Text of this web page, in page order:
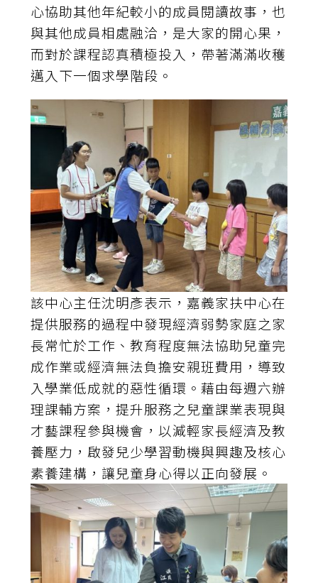
心協助其他年紀較小的成員閱讀故事，也
與其他成員相處融洽，是大家的開心果，
而對於課程認真積極投入，帶著滿滿收穫
邁入下一個求學階段。
該中心主任沈明彥表示，嘉義家扶中心在
提供服務的過程中發現經濟弱勢家庭之家
長常忙於工作、教育程度無法協助兒童完
成作業或經濟無法負擔安親班費用，導致
入學業低成就的惡性循環。藉由每週六辦
理課輔方案，提升服務之兒童課業表現與
才藝課程參與機會，以減輕家長經濟及教
養壓力，啟發兒少學習動機與興趣及核心
素養建構，讓兒童身心得以正向發展。